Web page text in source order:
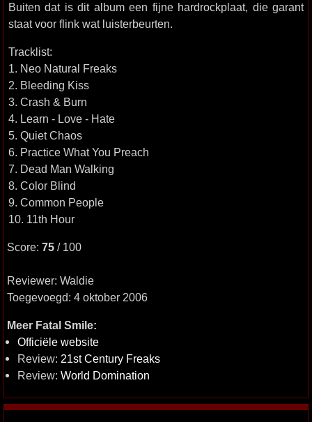
Buiten dat is dit album een fijne hardrockplaat, die garant
staat voor flink wat luisterbeurten.
Tracklist:
1. Neo Natural Freaks
2. Bleeding Kiss
3. Crash & Burn
4. Learn - Love - Hate
5. Quiet Chaos
6. Practice What You Preach
7. Dead Man Walking
8. Color Blind
9. Common People
10. 11th Hour
Score: 75 / 100
Reviewer: Waldie
Toegevoegd: 4 oktober 2006
Meer Fatal Smile:
Officiële website
Review: 21st Century Freaks
Review: World Domination